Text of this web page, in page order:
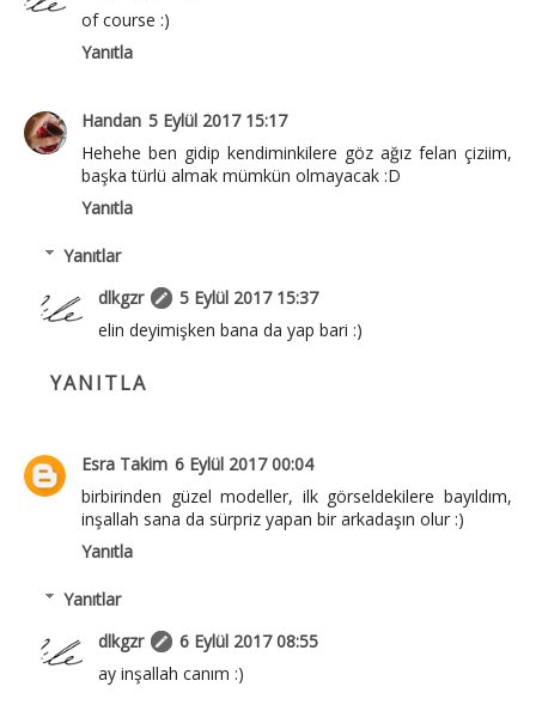
of course :)
Yanıtla
Handan 5 Eylül 2017 15:17
Hehehe ben gidip kendiminkilere göz ağız felan çiziim,
başka türlü almak mümkün olmayacak :D
Yanıtla
Yanıtlar
dlkgzr
5 Eylül 2017 15:37
elin deyimişken bana da yap bari :)
YANITLA
Esra Takim 6 Eylül 2017 00:04
birbirinden güzel modeller, ilk görseldekilere bayıldım,
inşallah sana da sürpriz yapan bir arkadaşın olur :)
Yanıtla
Yanıtlar
dlkgzr
6 Eylül 2017 08:55
ay inşallah canım :)